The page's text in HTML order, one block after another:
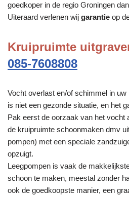
goedkoper in de regio Groningen
Uiteraard verlenen wij garantie op
Kruipruimte
085-7608808
Vocht overlast en/of schimmel in
is niet een gezonde situatie, en het
Pak eerst de oorzaak van het vocht
de kruipruimte schoonmaken dmv
pompen) met een speciale
opzuigt.
Leegpompen is vaak de
schoon te maken, meestal zonder
ook de goedkoopste manier, een